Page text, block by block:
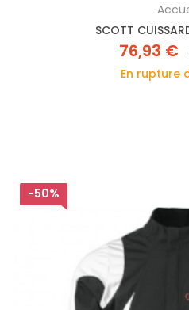
SCOTT
76,93 €
En rupture
-50%